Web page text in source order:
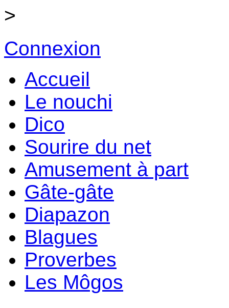
>
Connexion
Accueil
Le nouchi
Dico
Sourire du net
Amusement à part
Gâte-gâte
Diapazon
Blagues
Proverbes
Les Môgos